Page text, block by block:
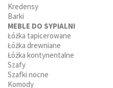
Kredensy
Barki
MEBLE DO SYPIALNI
Łóżka tapicerowane
Łóżka drewniane
Łóżka kontynentalne
Szafy
Szafki nocne
Komody